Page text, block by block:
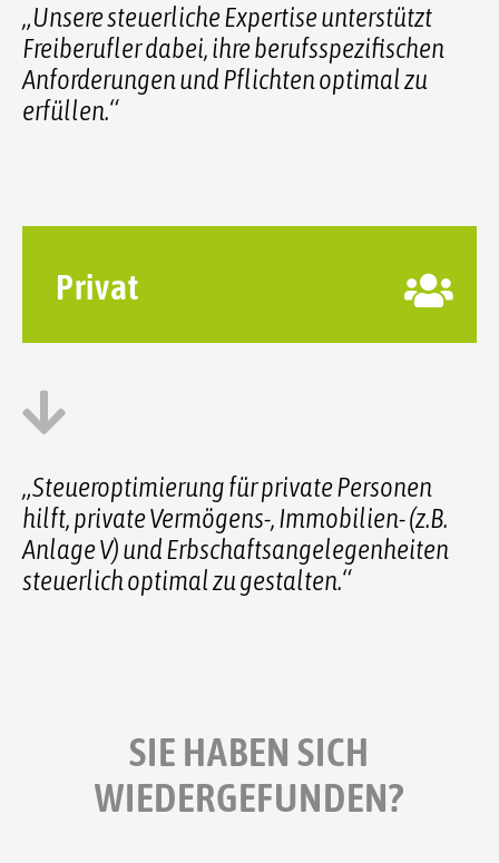
„Unsere steuerliche Expertise unterstützt
Freiberufler dabei, ihre berufsspezifischen
Anforderungen und Pflichten optimal zu
erfüllen.“
Privat
„Steueroptimierung für private Personen
hilft, private Vermögens-, Immobilien- (z.B.
Anlage V) und Erbschaftsangelegenheiten
steuerlich optimal zu gestalten.“
SIE HABEN SICH
WIEDERGEFUNDEN?